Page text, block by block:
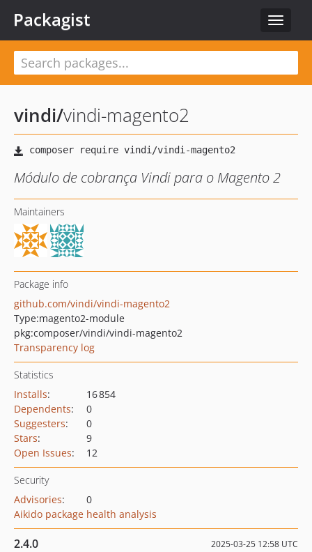
Toggle
Packagist
vindi/vindi-magento2
Módulo de cobrança Vindi para o Magento 2
Maintainers
Package info
github.com/vindi/vindi-magento2
Type:magento2-module
pkg:composer/vindi/vindi-magento2
Transparency log
Statistics
Installs:
16 854
Dependents:
0
Suggesters:
0
Stars:
9
Open Issues: 12
Security
Advisories:
0
Aikido package health analysis
2.4.0 2025-03-25 12:58 UTC